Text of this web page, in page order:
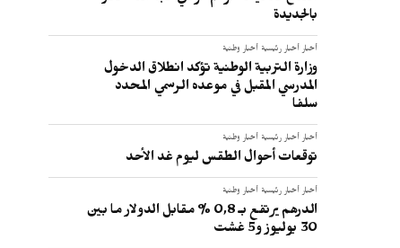
بالجديدة
أخبار أخبار رئيسية أخبار وطنية
وزارة التربية الوطنية تؤكد انطلاق الدخول
المدرسي المقبل في موعده الرسمي المحدد
سلفا
أخبار أخبار رئيسية أخبار وطنية
توقعات أحوال الطقس ليوم غد الأحد
أخبار أخبار رئيسية أخبار وطنية
الدرهم يرتفع بـ 0,8 % مقابل الدولار ما بين
30 يوليوز و5 غشت